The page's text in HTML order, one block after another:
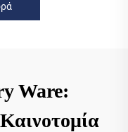
Ware: